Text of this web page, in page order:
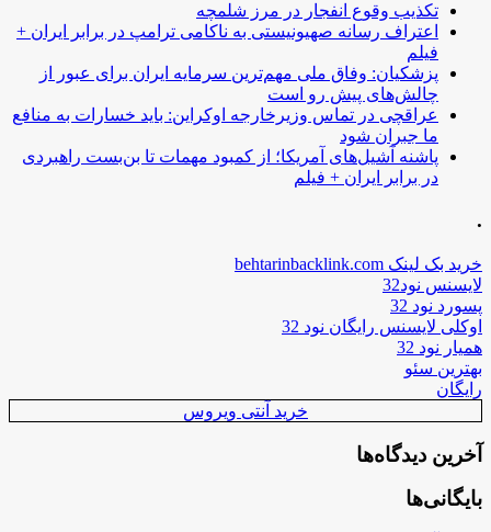
تکذیب وقوع انفجار در مرز شلمچه
اعتراف رسانه صهیونیستی به ناکامی ترامپ در برابر ایران +
فیلم
پزشکیان: وفاق ملی مهم‌ترین سرمایه ایران برای عبور از
چالش‌های پیش رو است
عراقچی در تماس وزیرخارجه اوکراین: باید خسارات به منافع
ما جبران شود
پاشنه آشیل‌های آمریکا؛ از کمبود مهمات تا بن‌بست راهبردی
در برابر ایران + فیلم
.
خرید بک لینک behtarinbacklink.com
لایسنس نود32
پسورد نود 32
اوکلی لایسنس رایگان نود 32
همیار نود 32
بهترین سئو
رایگان
خرید آنتی ویروس
آخرین دیدگاه‌ها
بایگانی‌ها